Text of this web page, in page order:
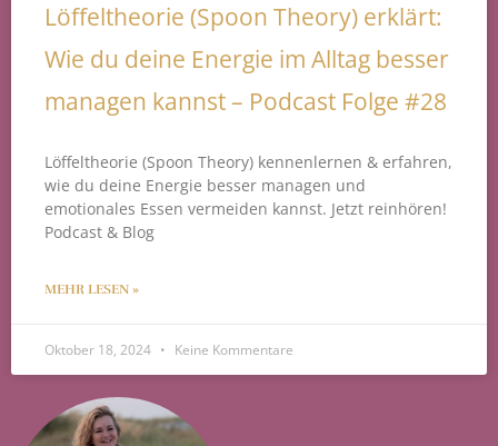
Löffeltheorie (Spoon Theory) erklärt:
Wie du deine Energie im Alltag besser
managen kannst – Podcast Folge #28
Löffeltheorie (Spoon Theory) kennenlernen & erfahren,
wie du deine Energie besser managen und
emotionales Essen vermeiden kannst. Jetzt reinhören!
Podcast & Blog
MEHR LESEN »
Oktober 18, 2024 Keine Kommentare